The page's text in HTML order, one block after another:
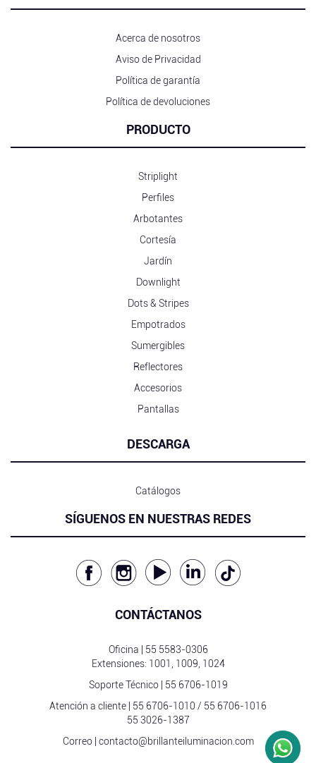
Acerca de nosotros
Aviso de Privacidad
Política de garantía
Política de devoluciones
PRODUCTO
Striplight
Perfiles
Arbotantes
Cortesía
Jardín
Downlight
Dots & Stripes
Empotrados
Sumergibles
Reflectores
Accesorios
Pantallas
DESCARGA
Catálogos
SÍGUENOS EN NUESTRAS REDES
CONTÁCTANOS
Oficina | 55 5583-0306
Extensiones: 1001, 1009, 1024
Soporte Técnico | 55 6706-1019
Atención a cliente | 55 6706-1010 / 55 6706-1016
55 3026-1387
Correo | contacto@brillanteiluminacion.com